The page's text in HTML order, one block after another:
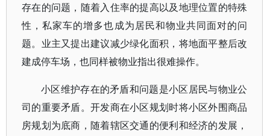
存在的问题，随着入住率的提高以及地理位置的特殊
性，私家车的增多也成为居民和物业共同面对的问
题。业主又提出建议减少绿化面积，将地面平整后改
建成停车场，也同样被物业指出很难操作。
小区维护存在的矛盾和问题是小区居民与物业公
司的重要矛盾。开发商在小区规划时将小区外围商品
房规划为底商，随着辖区交通的便利和经济的发展，